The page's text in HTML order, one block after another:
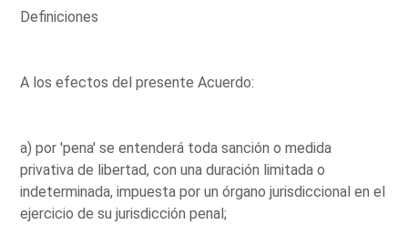
Definiciones
A los efectos del presente Acuerdo:
a) por 'pena' se entenderá toda sanción o medida
privativa de libertad, con una duración limitada o
indeterminada, impuesta por un órgano jurisdiccional en el
ejercicio de su jurisdicción penal;